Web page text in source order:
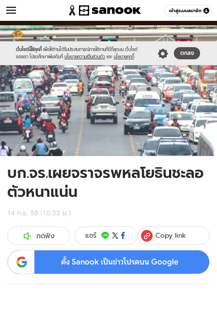
เข้าสู่ระบบสมาชิก
ข่าว หมวดอื่นๆ
เว็บไซต์นี้ใช้คุกกี้ เพื่อให้ท่านได้รับประสบการณ์การใช้งานที่ดีที่สุดบน เว็บไซต์
ของเรา โปรดศึกษาเพิ่มเติมที่ นโยบายความเป็นส่วนตัว และ นโยบายคุกกี้
ตกลง
Sanook
//s.isanook.com/sr/0/images/logo-
new-
sanook.png
600
60
//s.isanook.com/ns/0/ud/372/1864990/645701-
01.jpg
บก.จร.เผยจราจรพหลโยธินชะลอ
ตัวหนาแน่น
14 ก.ย. 58 (10:33 น.)
กดฟัง แชร์ Copy link
ตั้ง Sanook เป็นข่าวโปรดบน Google